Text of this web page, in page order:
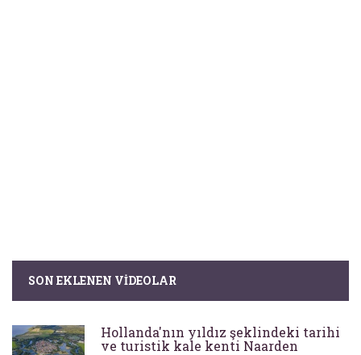
SON EKLENEN VIDEOLAR
Hollanda'nın yıldız şeklindeki tarihi
ve turistik kale kenti Naarden